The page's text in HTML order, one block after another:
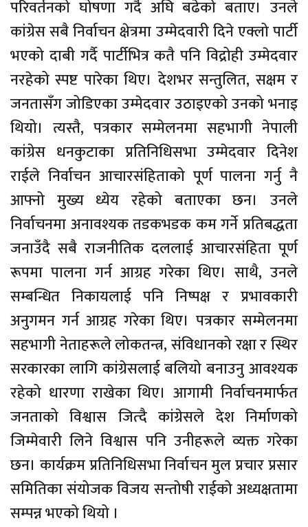
परिवर्तनको घोषणा गर्दै अघि बढेको बताए। उनले
कांग्रेस सबै निर्वाचन क्षेत्रमा उम्मेदवारी दिने एक्लो पार्टी
भएको दाबी गर्दै पार्टीभित्र कतै पनि विद्रोही उम्मेदवार
नरहेको स्पष्ट पारेका थिए। देशभर सन्तुलित, सक्षम र
जनतासँग जोडिएका उम्मेदवार उठाइएको उनको भनाइ
थियो। त्यस्तै, पत्रकार सम्मेलनमा सहभागी नेपाली
कांग्रेस धनकुटाका प्रतिनिधिसभा उम्मेदवार दिनेश
राईले निर्वाचन आचारसंहिताको पूर्ण पालना गर्नु नै
आफ्नो मुख्य ध्येय रहेको बताएका छन। उनले
निर्वाचनमा अनावश्यक तडकभडक कम गर्ने प्रतिबद्धता
जनाउँदै सबै राजनीतिक दललाई आचारसंहिता पूर्ण
रूपमा पालना गर्न आग्रह गरेका थिए। साथै, उनले
सम्बन्धित निकायलाई पनि निष्पक्ष र प्रभावकारी
अनुगमन गर्न आग्रह गरेका थिए। पत्रकार सम्मेलनमा
सहभागी नेताहरूले लोकतन्त्र, संविधानको रक्षा र स्थिर
सरकारका लागि कांग्रेसलाई बलियो बनाउनु आवश्यक
रहेको धारणा राखेका थिए। आगामी निर्वाचनमार्फत
जनताको विश्वास जित्दै कांग्रेसले देश निर्माणको
जिम्मेवारी लिने विश्वास पनि उनीहरूले व्यक्त गरेका
छन। कार्यक्रम प्रतिनिधिसभा निर्वाचन मुल प्रचार प्रसार
समितिका संयोजक विजय सन्तोषी राईको अध्यक्षतामा
सम्पन्न भएको थियो ।